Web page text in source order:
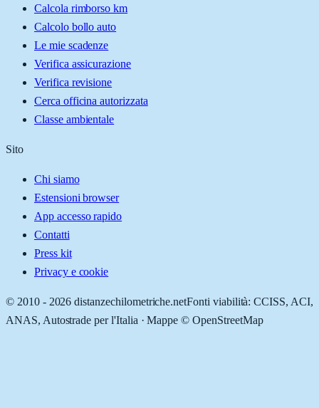
Calcola rimborso km
Calcolo bollo auto
Le mie scadenze
Verifica assicurazione
Verifica revisione
Cerca officina autorizzata
Classe ambientale
Sito
Chi siamo
Estensioni browser
App accesso rapido
Contatti
Press kit
Privacy e cookie
© 2010 - 2026 distanzechilometriche.netFonti viabilità: CCISS, ACI,
ANAS, Autostrade per l'Italia · Mappe © OpenStreetMap